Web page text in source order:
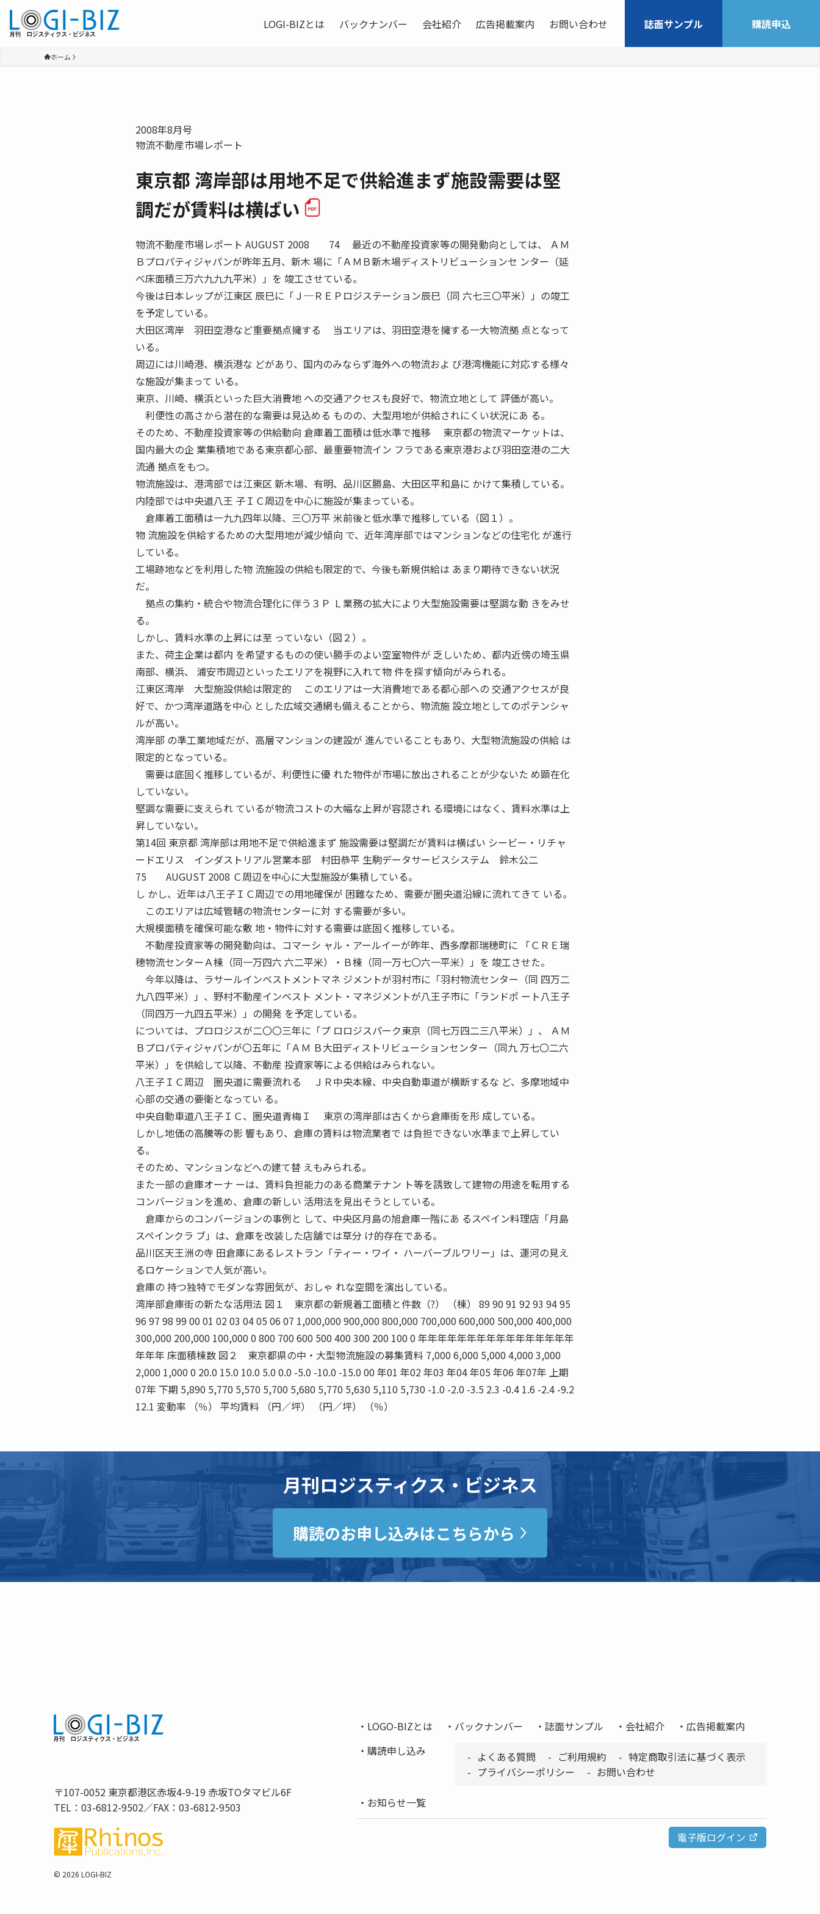
LOGI-BIZとは バックナンバー 会社紹介 広告掲載案内 お問い合わせ 誌面サンプル 購読申込
ホーム
2008年8月号
物流不動産市場レポート
東京都 湾岸部は用地不足で供給進まず施設需要は堅
調だが賃料は横ばい
物流不動産市場レポート AUGUST 2008 74 最近の不動産投資家等の開発動向としては、 ＡＭ
Ｂプロパティジャパンが昨年五月、新木 場に「ＡＭＢ新木場ディストリビューションセ ンター（延
べ床面積三万六九九九平米）」を 竣工させている。
今後は日本レップが江東区 辰巳に「Ｊ─ＲＥＰロジステーション辰巳（同 六七三〇平米）」の竣工
を予定している。
大田区湾岸 羽田空港など重要拠点擁する 当エリアは、羽田空港を擁する一大物流拠 点となって
いる。
周辺には川崎港、横浜港な どがあり、国内のみならず海外への物流およ び港湾機能に対応する様々
な施設が集まって いる。
東京、川崎、横浜といった巨大消費地 への交通アクセスも良好で、物流立地として 評価が高い。
利便性の高さから潜在的な需要は見込める ものの、大型用地が供給されにくい状況にあ る。
そのため、不動産投資家等の供給動向 倉庫着工面積は低水準で推移 東京都の物流マーケットは、
国内最大の企 業集積地である東京都心部、最重要物流イン フラである東京港および羽田空港の二大
流通 拠点をもつ。
物流施設は、港湾部では江東区 新木場、有明、品川区勝島、大田区平和島に かけて集積している。
内陸部では中央道八王 子ＩＣ周辺を中心に施設が集まっている。
倉庫着工面積は一九九四年以降、三〇万平 米前後と低水準で推移している（図１）。
物 流施設を供給するための大型用地が減少傾向 で、近年湾岸部ではマンションなどの住宅化 が進行
している。
工場跡地などを利用した物 流施設の供給も限定的で、今後も新規供給は あまり期待できない状況
だ。
拠点の集約・統合や物流合理化に伴う３Ｐ Ｌ業務の拡大により大型施設需要は堅調な動 きをみせ
る。
しかし、賃料水準の上昇には至 っていない（図２）。
また、荷主企業は都内 を希望するものの使い勝手のよい空室物件が 乏しいため、都内近傍の埼玉県
南部、横浜、 浦安市周辺といったエリアを視野に入れて物 件を探す傾向がみられる。
江東区湾岸 大型施設供給は限定的 このエリアは一大消費地である都心部への 交通アクセスが良
好で、かつ湾岸道路を中心 とした広域交通網も備えることから、物流施 設立地としてのポテンシャ
ルが高い。
湾岸部 の準工業地域だが、高層マンションの建設が 進んでいることもあり、大型物流施設の供給 は
限定的となっている。
需要は底固く推移しているが、利便性に優 れた物件が市場に放出されることが少ないた め顕在化
していない。
堅調な需要に支えられ ているが物流コストの大幅な上昇が容認され る環境にはなく、賃料水準は上
昇していない。
第14回 東京都 湾岸部は用地不足で供給進まず 施設需要は堅調だが賃料は横ばい シービー・リチャ
ードエリス インダストリアル営業本部 村田恭平 生駒データサービスシステム 鈴木公二
75 AUGUST 2008 Ｃ周辺を中心に大型施設が集積している。
し かし、近年は八王子ＩＣ周辺での用地確保が 困難なため、需要が圏央道沿線に流れてきて いる。
このエリアは広域管轄の物流センターに対 する需要が多い。
大規模面積を確保可能な敷 地・物件に対する需要は底固く推移している。
不動産投資家等の開発動向は、コマーシ ャル・アールイーが昨年、西多摩郡瑞穂町に 「ＣＲＥ瑞
穂物流センターＡ棟（同一万四六 六二平米）・Ｂ棟（同一万七〇六一平米）」を 竣工させた。
今年以降は、ラサールインベストメントマネ ジメントが羽村市に「羽村物流センター（同 四万二
九八四平米）」、野村不動産インベスト メント・マネジメントが八王子市に「ランドポ ート八王子
（同四万一九四五平米）」の開発 を予定している。
については、プロロジスが二〇〇三年に「プ ロロジスパーク東京（同七万四二三八平米）」、 ＡＭ
Ｂプロパティジャパンが〇五年に「ＡＭ Ｂ大田ディストリビューションセンター（同九 万七〇二六
平米）」を供給して以降、不動産 投資家等による供給はみられない。
八王子ＩＣ周辺 圏央道に需要流れる ＪＲ中央本線、中央自動車道が横断するな ど、多摩地域中
心部の交通の要衛となってい る。
中央自動車道八王子ＩＣ、圏央道青梅Ｉ 東京の湾岸部は古くから倉庫街を形 成している。
しかし地価の高騰等の影 響もあり、倉庫の賃料は物流業者で は負担できない水準まで上昇してい
る。
そのため、マンションなどへの建て替 えもみられる。
また一部の倉庫オーナ ーは、賃料負担能力のある商業テナン ト等を誘致して建物の用途を転用する
コンバージョンを進め、倉庫の新しい 活用法を見出そうとしている。
倉庫からのコンバージョンの事例と して、中央区月島の旭倉庫一階にあ るスペイン料理店「月島
スペインクラ ブ」は、倉庫を改装した店舗では草分 け的存在である。
品川区天王洲の寺 田倉庫にあるレストラン「ティー・ワイ・ ハーバーブルワリー」は、運河の見え
るロケーションで人気が高い。
倉庫の 持つ独特でモダンな雰囲気が、おしゃ れな空間を演出している。
湾岸部倉庫街の新たな活用法 図１ 東京都の新規着工面積と件数（?） （棟） 89 90 91 92 93 94 95
96 97 98 99 00 01 02 03 04 05 06 07 1,000,000 900,000 800,000 700,000 600,000 500,000 400,000
300,000 200,000 100,000 0 800 700 600 500 400 300 200 100 0 年年年年年年年年年年年年年年年年
年年年 床面積棟数 図２ 東京都県の中・大型物流施設の募集賃料 7,000 6,000 5,000 4,000 3,000
2,000 1,000 0 20.0 15.0 10.0 5.0 0.0 -5.0 -10.0 -15.0 00 年01 年02 年03 年04 年05 年06 年07年 上期
07年 下期 5,890 5,770 5,570 5,700 5,680 5,770 5,630 5,110 5,730 -1.0 -2.0 -3.5 2.3 -0.4 1.6 -2.4 -9.2
12.1 変動率 （％） 平均賃料 （円／坪） （円／坪） （％）
月刊ロジスティクス・ビジネス
購読のお申し込みはこちらから
〒107-0052 東京都港区赤坂4-9-19 赤坂TOタマビル6F
TEL：03-6812-9502／FAX：03-6812-9503
© 2026 LOGI-BIZ
LOGO-BIZとは バックナンバー 誌面サンプル 会社紹介
広告掲載案内
購読申し込み
よくある質問 ご利用規約
特定商取引法に基づく表示
プライバシーポリシー
お問い合わせ
お知らせ一覧
電子版ログイン